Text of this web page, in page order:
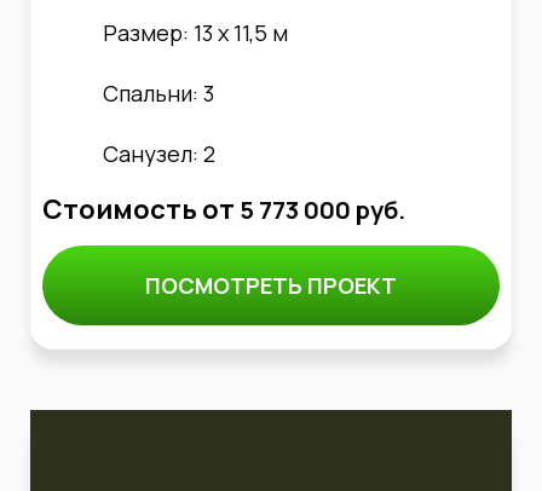
Размер: 13 х 11,5 м
Спальни: 3
Санузел: 2
Стоимость от 5 773 000 руб.
ПОСМОТРЕТЬ ПРОЕКТ